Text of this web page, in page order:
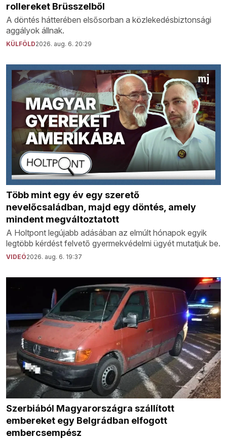
rollereket Brüsszelből
A döntés hátterében elsősorban a közlekedésbiztonsági
aggályok állnak.
KÜLFÖLD2026. aug. 6. 20:29
Több mint egy év egy szerető
nevelőcsaládban, majd egy döntés, amely
mindent megváltoztatott
A Holtpont legújabb adásában az elmúlt hónapok egyik
legtöbb kérdést felvető gyermekvédelmi ügyét mutatjuk be.
VIDEÓ2026. aug. 6. 19:37
Szerbiából Magyarországra szállított
embereket egy Belgrádban elfogott
embercsempész